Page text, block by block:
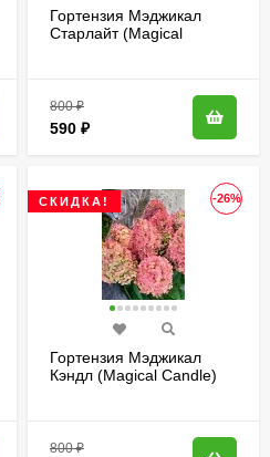
Гортензия Мэджикал
Старлайт (Magical
800₽
590 ₽
-26%
СКИДКА!
Гортензия Мэджикал
Кэндл (Magical Candle)
800₽